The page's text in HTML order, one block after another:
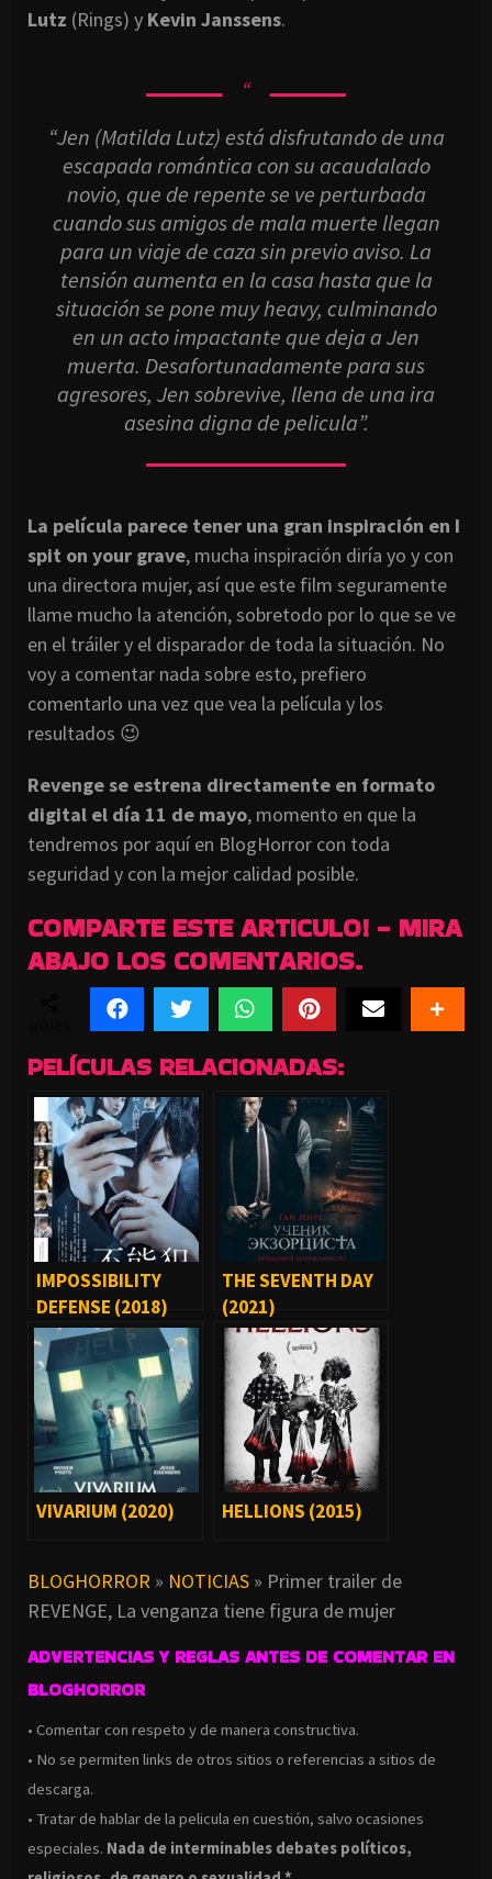
Lutz (Rings) y Kevin Janssens.
“Jen (Matilda Lutz) está disfrutando de una
escapada romántica con su acaudalado
novio, que de repente se ve perturbada
cuando sus amigos de mala muerte llegan
para un viaje de caza sin previo aviso. La
tensión aumenta en la casa hasta que la
situación se pone muy heavy, culminando
en un acto impactante que deja a Jen
muerta. Desafortunadamente para sus
agresores, Jen sobrevive, llena de una ira
asesina digna de pelicula”.
La película parece tener una gran inspiración en I
spit on your grave, mucha inspiración diría yo y con
una directora mujer, así que este film seguramente
llame mucho la atención, sobretodo por lo que se ve
en el tráiler y el disparador de toda la situación. No
voy a comentar nada sobre esto, prefiero
comentarlo una vez que vea la película y los
resultados 😉
Revenge se estrena directamente en formato
digital el día 11 de mayo, momento en que la
tendremos por aquí en BlogHorror con toda
seguridad y con la mejor calidad posible.
COMPARTE ESTE ARTICULO! - MIRA
ABAJO LOS COMENTARIOS.
PELÍCULAS RELACIONADAS:
IMPOSSIBILITY
DEFENSE (2018)
THE SEVENTH DAY
(2021)
VIVARIUM (2020) HELLIONS (2015)
BLOGHORROR » NOTICIAS » Primer trailer de
REVENGE, La venganza tiene figura de mujer
ADVERTENCIAS Y REGLAS ANTES DE COMENTAR EN
BLOGHORROR
• Comentar con respeto y de manera constructiva.
• No se permiten links de otros sitios o referencias a sitios de
descarga.
• Tratar de hablar de la pelicula en cuestión, salvo ocasiones
especiales. Nada de interminables debates políticos,